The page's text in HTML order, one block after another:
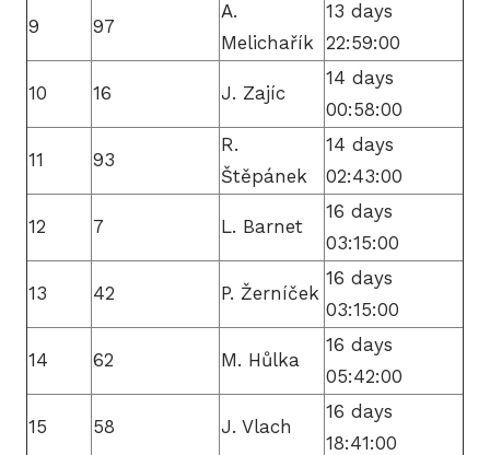
9 97
A.
Melichařík
13 days
22:59:00
10 16 J. Zajíc
14 days
00:58:00
11 93
R.
Štěpánek
14 days
02:43:00
12 7 L. Barnet
16 days
03:15:00
13 42 P. Žerníček
16 days
03:15:00
14 62 M. Hůlka
16 days
05:42:00
15 58 J. Vlach
16 days
18:41:00